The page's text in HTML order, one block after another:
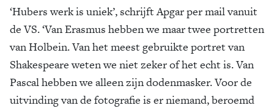
‘Hubers werk is uniek’, schrijft Apgar per mail vanuit
de VS. ‘Van Erasmus hebben we maar twee portretten
van Holbein. Van het meest gebruikte portret van
Shakespeare weten we niet zeker of het echt is. Van
Pascal hebben we alleen zijn dodenmasker. Voor de
uitvinding van de fotografie is er niemand, beroemd